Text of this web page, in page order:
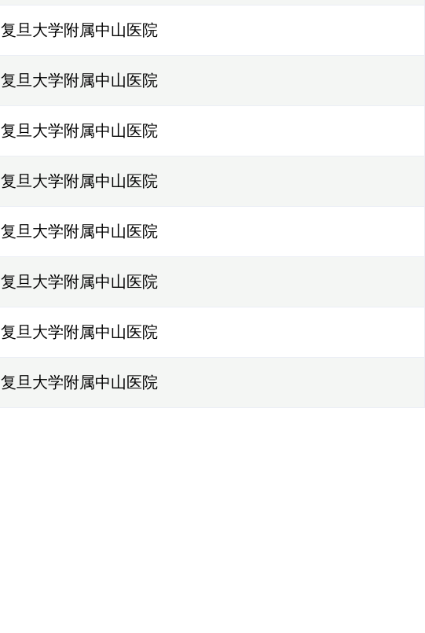
复旦大学附属中山医院
复旦大学附属中山医院
复旦大学附属中山医院
复旦大学附属中山医院
复旦大学附属中山医院
复旦大学附属中山医院
复旦大学附属中山医院
复旦大学附属中山医院